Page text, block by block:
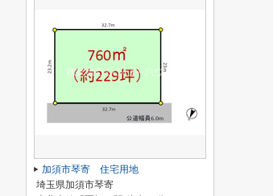
加須市琴寄 住宅用地
埼玉県加須市琴寄